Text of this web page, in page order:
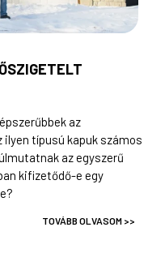
az
típusú kapuk számos
az egyszerű
kifizetődő-e egy
TOVÁBB OLVASOM >>